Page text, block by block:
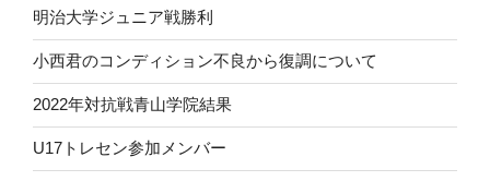
明治大学ジュニア戦勝利
小西君のコンディション不良から復調について
2022年対抗戦青山学院結果
U17トレセン参加メンバー